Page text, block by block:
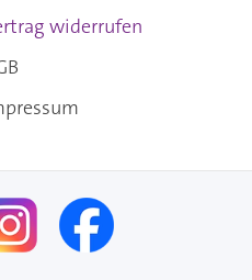
widerrufen